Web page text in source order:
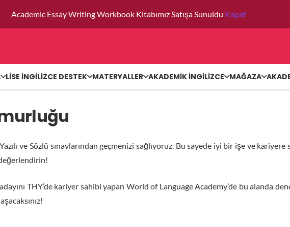
Academic Essay Writing Workbook Kitabımız Satışa Sunuldu Kapat
LİSE İNGİLİZCE DESTEK MATERYALLER AKADEMİK İNGİLİZCE MAĞAZA
ve Sözlü sınavlarından geçmenizi sağlıyoruz. Bu sayede iyi bir işe ve kariyere
THY’de kariyer sahibi yapan World of Language Academy’de bu alanda